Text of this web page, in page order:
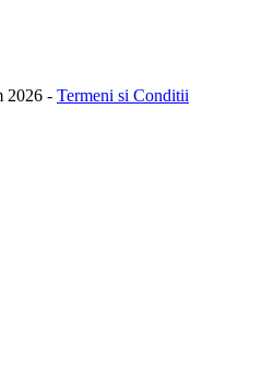
2026 - Termeni si Conditii